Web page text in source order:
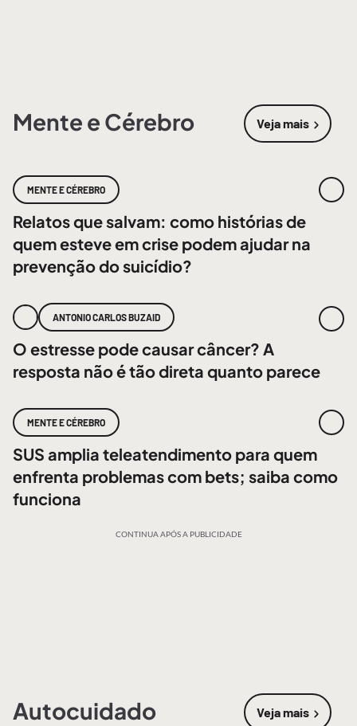
Mente e Cérebro Veja mais
sobre
MENTE E CÉREBRO
Relatos que salvam: como histórias de
quem esteve em crise podem ajudar na
prevenção do suicídio?
ANTONIO CARLOS BUZAID
O estresse pode causar câncer? A
resposta não é tão direta quanto parece
MENTE E CÉREBRO
SUS amplia teleatendimento para quem
enfrenta problemas com bets; saiba como
funciona
CONTINUA APÓS A PUBLICIDADE
Autocuidado Veja mais
sobre